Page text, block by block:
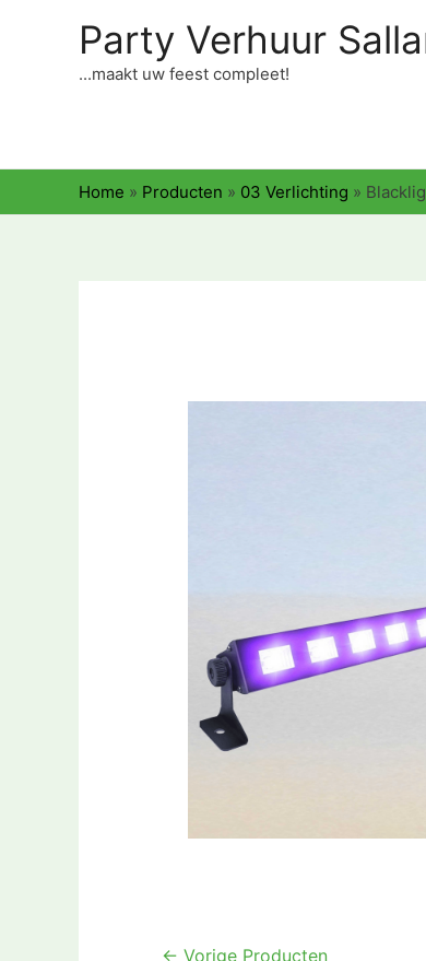
Party Verhuur
...maakt uw feest compleet!
Home » Producten » 03 Verlichting »
← Vorige Producten